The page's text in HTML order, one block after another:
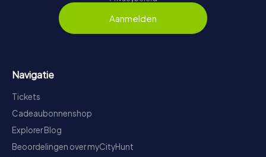
Aanmelden
Navigatie
Tickets
Cadeaubonnenshop
Explorer Blog
Beoordelingen over myCityHunt